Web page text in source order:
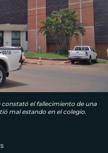
constató el fallecimiento de una
mal estando en el colegio.